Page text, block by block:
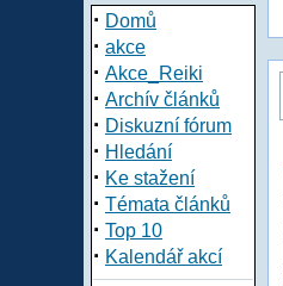
· Domů
· akce
· Akce_Reiki
· Archív článků
· Diskuzní fórum
· Hledání
· Ke stažení
· Témata článků
· Top 10
· Kalendář akcí